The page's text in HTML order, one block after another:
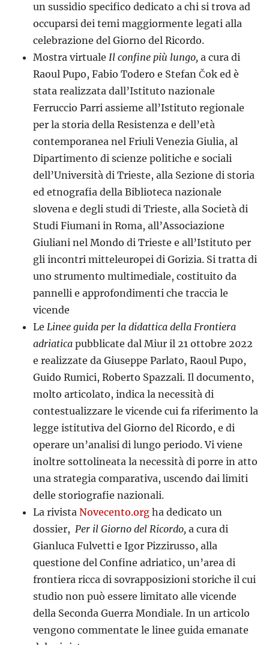
un sussidio specifico dedicato a chi si trova ad
occuparsi dei temi maggiormente legati alla
celebrazione del Giorno del Ricordo.
Mostra virtuale Il confine più lungo, a cura di
Raoul Pupo, Fabio Todero e Stefan Čok ed è
stata realizzata dall’Istituto nazionale
Ferruccio Parri assieme all’Istituto regionale
per la storia della Resistenza e dell’età
contemporanea nel Friuli Venezia Giulia, al
Dipartimento di scienze politiche e sociali
dell’Università di Trieste, alla Sezione di storia
ed etnografia della Biblioteca nazionale
slovena e degli studi di Trieste, alla Società di
Studi Fiumani in Roma, all’Associazione
Giuliani nel Mondo di Trieste e all’Istituto per
gli incontri mitteleuropei di Gorizia. Si tratta di
uno strumento multimediale, costituito da
pannelli e approfondimenti che traccia le
vicende
Le Linee guida per la didattica della Frontiera
adriatica pubblicate dal Miur il 21 ottobre 2022
e realizzate da Giuseppe Parlato, Raoul Pupo,
Guido Rumici, Roberto Spazzali. Il documento,
molto articolato, indica la necessità di
contestualizzare le vicende cui fa riferimento la
legge istitutiva del Giorno del Ricordo, e di
operare un’analisi di lungo periodo. Vi viene
inoltre sottolineata la necessità di porre in atto
una strategia comparativa, uscendo dai limiti
delle storiografie nazionali.
La rivista Novecento.org ha dedicato un
dossier, Per il Giorno del Ricordo, a cura di
Gianluca Fulvetti e Igor Pizzirusso, alla
questione del Confine adriatico, un’area di
frontiera ricca di sovrapposizioni storiche il cui
studio non può essere limitato alle vicende
della Seconda Guerra Mondiale. In un articolo
vengono commentate le linee guida emanate